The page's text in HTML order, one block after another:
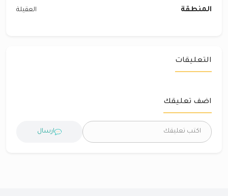
المنطقة العقيلة
التعليقات
اضف تعليقك
ارسال